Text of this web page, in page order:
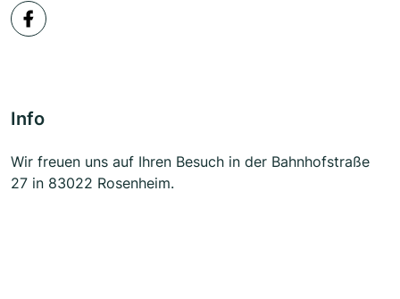
Info
Wir freuen uns auf Ihren Besuch in der Bahnhofstraße
27 in 83022 Rosenheim.